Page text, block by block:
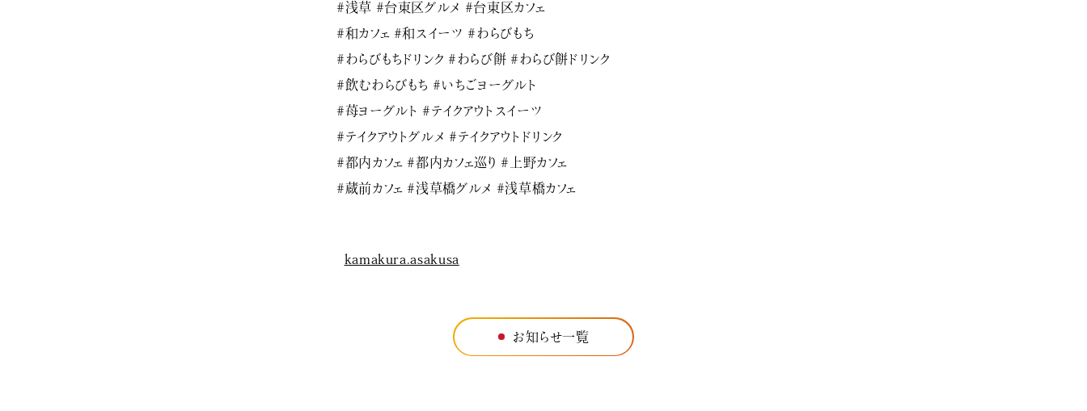
#浅草 #台東区グルメ #台東区カフェ
#和カフェ #和スイーツ #わらびもち
#わらびもちドリンク #わらび餅 #わらび餅ドリンク
#飲むわらびもち #いちごヨーグルト
#苺ヨーグルト #テイクアウトスイーツ
#テイクアウトグルメ #テイクアウトドリンク
#都内カフェ #都内カフェ巡り #上野カフェ
#蔵前カフェ #浅草橋グルメ #浅草橋カフェ
kamakura.asakusa
お知らせ一覧